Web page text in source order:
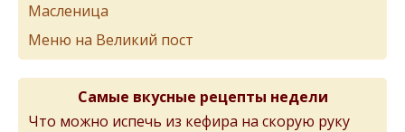
Масленица
Меню на Великий пост
Самые вкусные рецепты недели
Что можно испечь из кефира на скорую руку